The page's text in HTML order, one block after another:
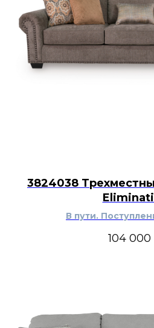
3824038
В пути.
104 000